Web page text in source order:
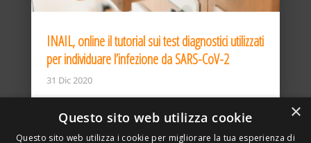
INAIL, online il tutorial sui test diagnostici utilizzati
per individuare l’infezione da SARS-CoV-2
31 Dic 2020
×
Questo sito web utilizza cookie
Questo sito web utilizza i cookie per migliorare la tua esperienza di